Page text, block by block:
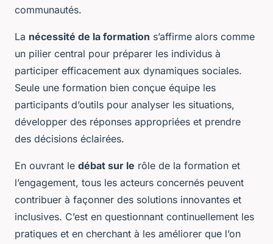
communautés.
La nécessité de la formation s’affirme alors comme
un pilier central pour préparer les individus à
participer efficacement aux dynamiques sociales.
Seule une formation bien conçue équipe les
participants d’outils pour analyser les situations,
développer des réponses appropriées et prendre
des décisions éclairées.
En ouvrant le débat sur le rôle de la formation et
l’engagement, tous les acteurs concernés peuvent
contribuer à façonner des solutions innovantes et
inclusives. C’est en questionnant continuellement les
pratiques et en cherchant à les améliorer que l’on